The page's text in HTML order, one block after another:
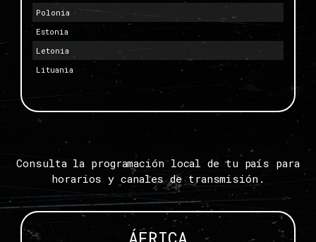
Polonia
Estonia
Letonia
Lituania
Consulta la programación local de tu país para
horarios y canales de transmisión.